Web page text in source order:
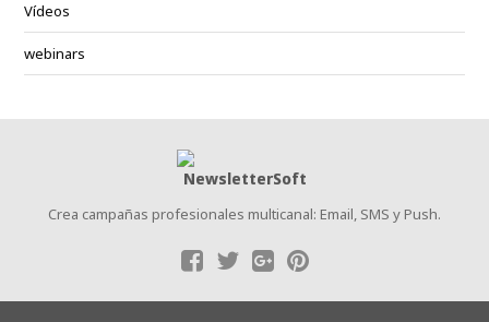
Vídeos
webinars
Crea campañas profesionales multicanal: Email, SMS y Push.